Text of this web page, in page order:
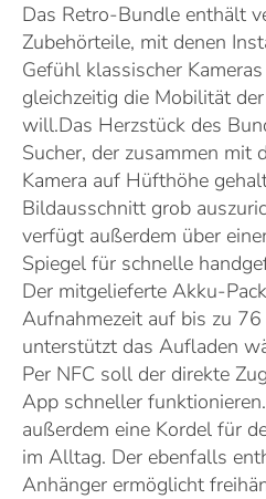
Das Retro-Bundle enthält
Zubehörteile, mit denen
Gefühl klassischer
gleichzeitig die Mobilität
will.Das Herzstück des
Sucher, der zusammen mit
Kamera auf Hüfthöhe
Bildausschnitt grob
verfügt außerdem über
Spiegel für schnelle
Der mitgelieferte Akku-
Aufnahmezeit auf bis zu
unterstützt das Aufladen
Per NFC soll der direkte
App schneller
außerdem eine Kordel für
im Alltag. Der ebenfalls
Anhänger ermöglicht